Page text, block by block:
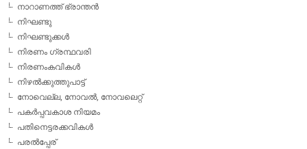
നാറാണത്ത് ഭ്രാന്തന്‍
നിഘണ്ടു
നിഘണ്ടുക്കള്‍
നിരണം ഗ്രന്ഥവരി
നിരണംകവികള്‍
നിഴല്‍ക്കുത്തുപാട്ട്
നോവെല്ല, നോവല്‍, നോവലെറ്റ്
പകര്‍പ്പവകാശ നിയമം
പതിനെട്ടരക്കവികള്‍
പരല്‍പ്പേര്